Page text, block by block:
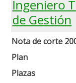
Ingeniero
de Gestión
Nota de corte
Plan
Plazas